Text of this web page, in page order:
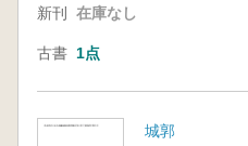
新刊 在庫なし
古書 1点
城郭